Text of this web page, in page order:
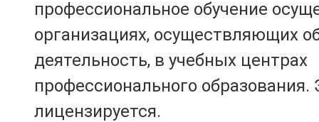
профессиональное обучение
организациях, осуществляющих
деятельность, в учебных центрах
профессионального образования.
лицензируется.